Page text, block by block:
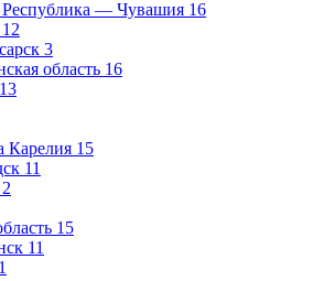
Республика — Чувашия 16
12
3
область 16
13
Карелия 15
11
2
15
11
1